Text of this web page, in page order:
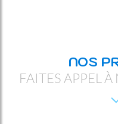
NOS
FAITES APPEL